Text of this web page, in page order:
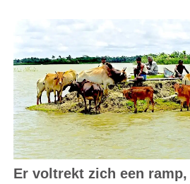
Er voltrekt zich een